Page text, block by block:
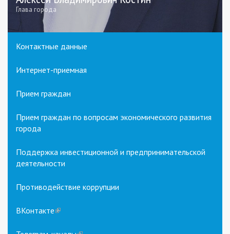
Глава города
Контактные данные
Интернет-приемная
Прием граждан
Прием граждан по вопросам экономического развития
города
Поддержка инвестиционной и предпринимательской
деятельности
Противодействие коррупции
ВКонтакте(link